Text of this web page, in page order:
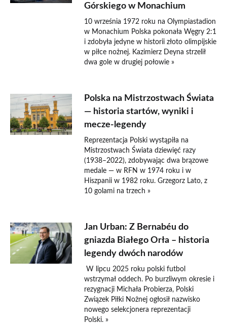
Górskiego w Monachium
10 września 1972 roku na Olympiastadion
w Monachium Polska pokonała Węgry 2:1
i zdobyła jedyne w historii złoto olimpijskie
w piłce nożnej. Kazimierz Deyna strzelił
dwa gole w drugiej połowie »
Polska na Mistrzostwach Świata
— historia startów, wyniki i
mecze-legendy
Reprezentacja Polski wystąpiła na
Mistrzostwach Świata dziewięć razy
(1938–2022), zdobywając dwa brązowe
medale — w RFN w 1974 roku i w
Hiszpanii w 1982 roku. Grzegorz Lato, z
10 golami na trzech »
Jan Urban: Z Bernabéu do
gniazda Białego Orła – historia
legendy dwóch narodów
W lipcu 2025 roku polski futbol
wstrzymał oddech. Po burzliwym okresie i
rezygnacji Michała Probierza, Polski
Związek Piłki Nożnej ogłosił nazwisko
nowego selekcjonera reprezentacji
Polski. »